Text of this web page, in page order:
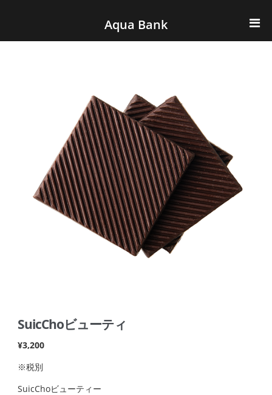
Aqua Bank
Water Server
COOLIC
環境事業
会社概要
SuicChoビューティ
¥3,200
※税別
SuicChoビューティー